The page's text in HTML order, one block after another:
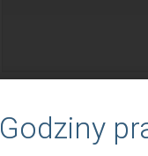
Godziny